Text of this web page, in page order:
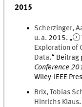
2015
Scherzinger,
u. a. 2015. „
Exploration of
Data.“
Conference
Wiley-IEEE
Brix,Tobias
Hinrichs Klaus.